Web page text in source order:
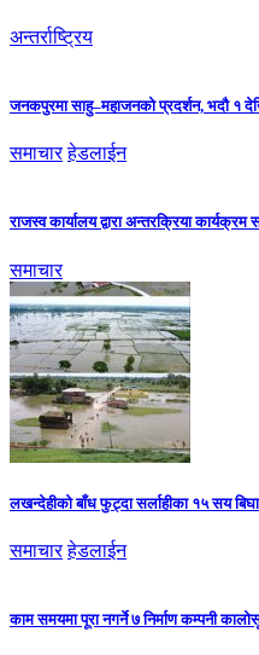
अन्तर्राष्ट्रिय
जनकपुरमा साहु–महाजनको प्रदर्शन, भदौ १
समाचार हेडलाईन
राजस्व कार्यालय द्वारा अन्तरक्रिया कार्यक्रम
समाचार
लखन्देहीको बाँध फुट्दा सर्लाहीका १५ सय बिघा
समाचार हेडलाईन
काम समयमा पूरा नगर्ने ७ निर्माण कम्पनी